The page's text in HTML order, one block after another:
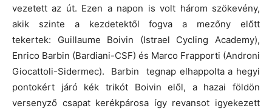
vezetett az út. Ezen a napon is volt három szökevény,
akik szinte a kezdetektől fogva a mezőny előtt
tekertek: Guillaume Boivin (Istrael Cycling Academy),
Enrico Barbin (Bardiani-CSF) és Marco Frapporti (Androni
Giocattoli-Sidermec). Barbin tegnap elhappolta a hegyi
pontokért járó kék trikót Boivin elől, a hazai földön
versenyző csapat kerékpárosa így revansot igyekezett